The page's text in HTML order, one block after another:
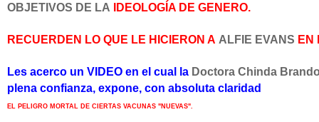
OBJETIVOS DE LA
IDEOLOGÍA DE GENERO.
RECUERDEN LO QUE LE HICIERON A ALFIE EVANS EN
Les acerco un VIDEO en el cual la Doctora Chinda
plena confianza, expone, con absoluta claridad
EL PELIGRO MORTAL DE CIERTAS VACUNAS "NUEVAS".